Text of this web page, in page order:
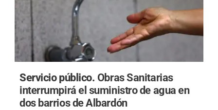
Servicio público. Obras Sanitarias
interrumpirá el suministro de agua en
dos barrios de Albardón